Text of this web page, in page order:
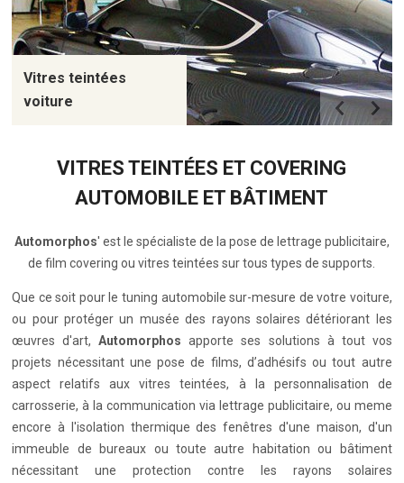
Vitres teintées
voiture
VITRES TEINTÉES ET COVERING
AUTOMOBILE ET BÂTIMENT
Automorphos' est le spécialiste de la pose de lettrage publicitaire,
de film covering ou vitres teintées sur tous types de supports.
Que ce soit pour le tuning automobile sur-mesure de votre voiture,
ou pour protéger un musée des rayons solaires détériorant les
œuvres d'art,Automorphos apporte ses solutions à tout vos
projets nécessitant une pose de films, d’adhésifs ou tout autre
aspect relatifs aux vitres teintées, à la personnalisation de
carrosserie, à la communication via lettrage publicitaire, ou meme
encore à l'isolation thermique des fenêtres d'une maison, d'un
immeuble de bureaux ou toute autre habitation ou bâtiment
nécessitant une protection contre les rayons solaires